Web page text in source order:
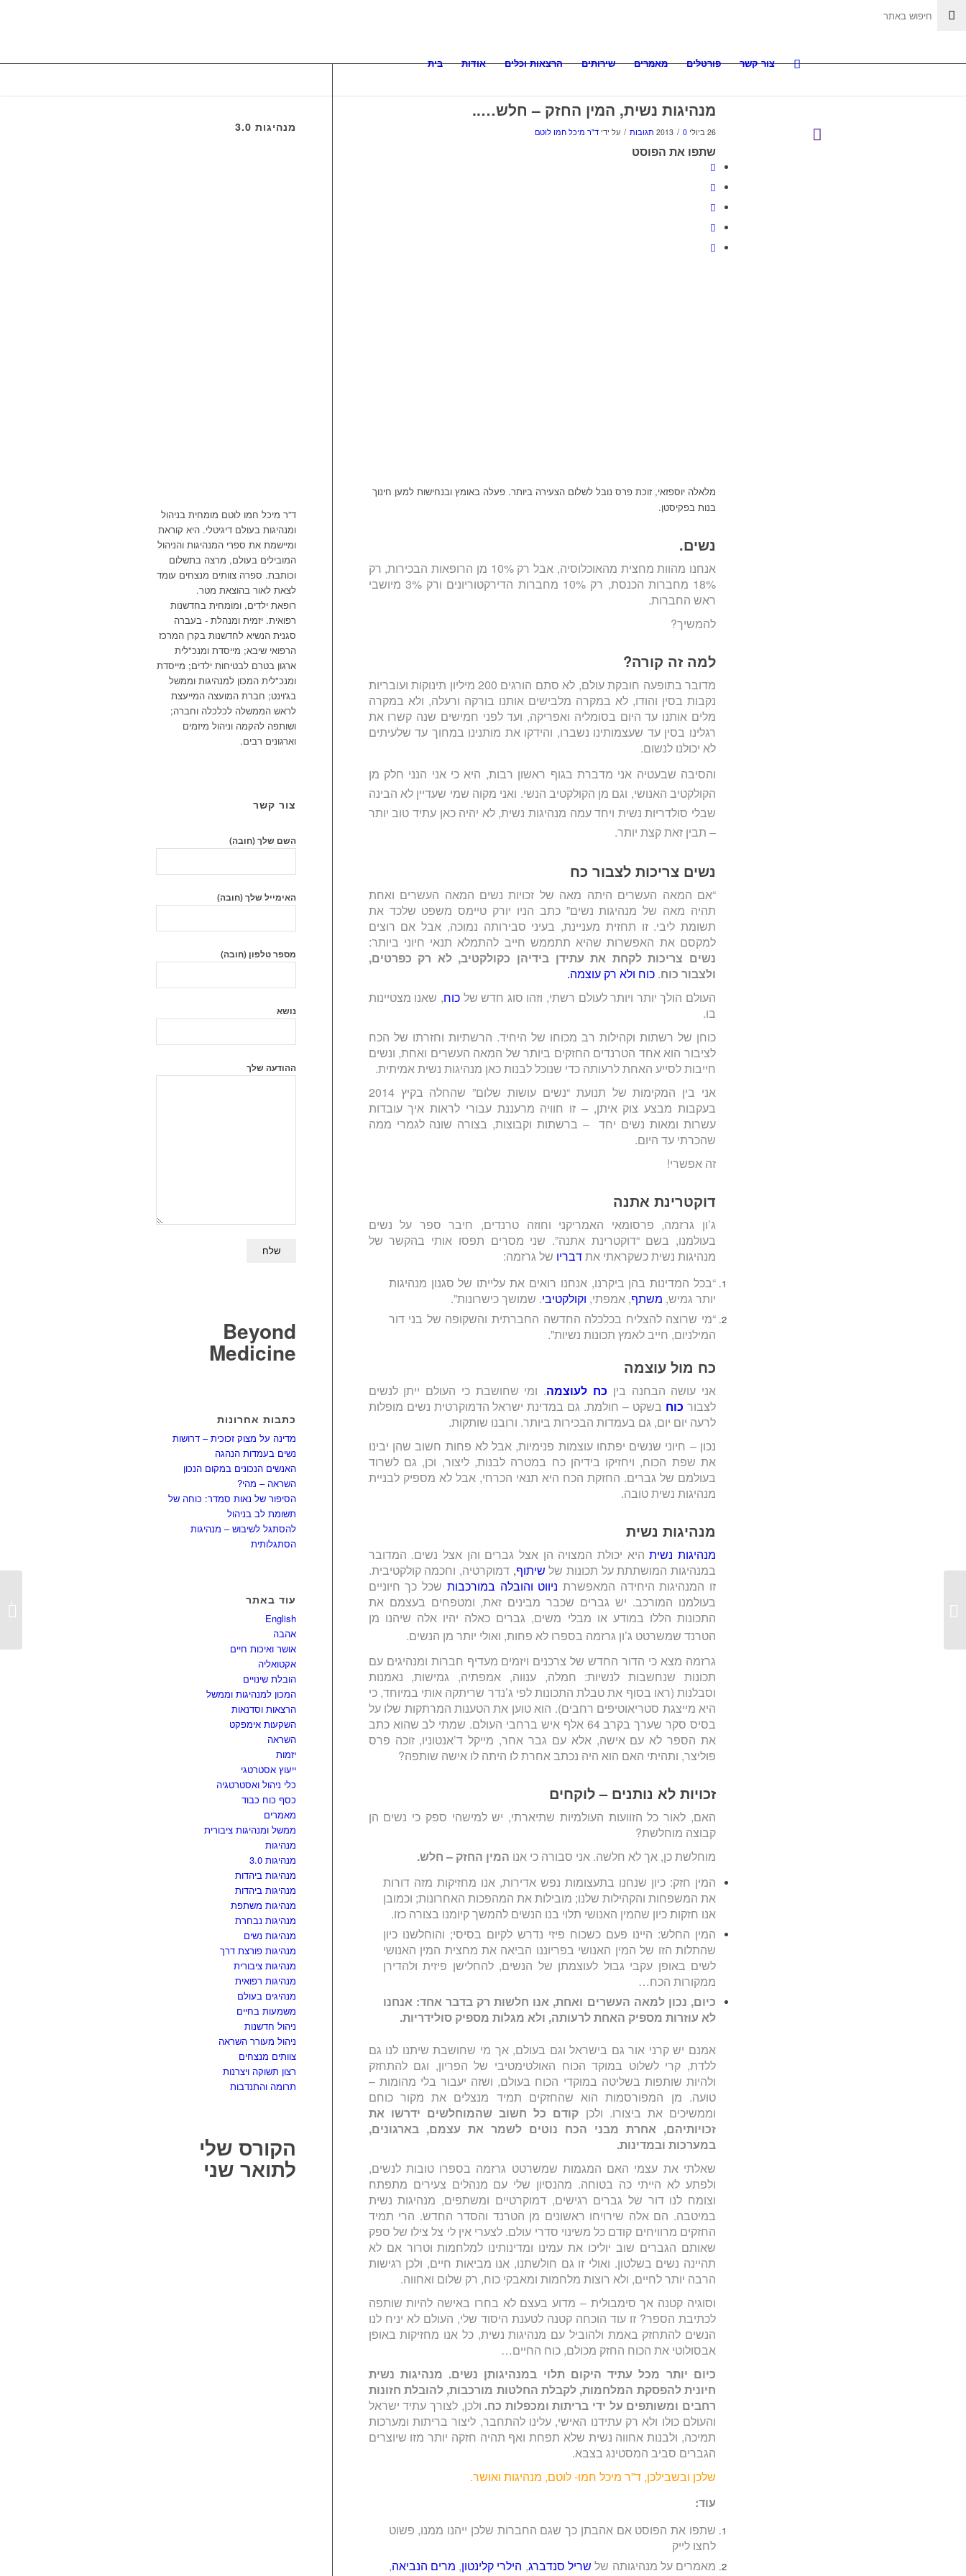
בית אודות הרצאות וכלים שירותים מאמרים פורטלים צור קשר
מנהיגות נשית, המין החזק – חלש…..
26 ביולי 2013 / 0 תגובות / על ידי ד"ר מיכל חמו לוטם
שתפו את הפוסט
מלאלה יוספזאי, זוכת פרס נובל לשלום הצעירה ביותר. פעלה באומץ ובנחישות למען חינוך
בנות בפקיסטן.
נשים.
אנחנו מהוות מחצית מהאוכלוסיה, אבל רק 10% מן הרופאות הבכירות, רק
18% מחברות הכנסת, רק 10% מחברות הדירקטוריונים ורק 3% מיושבי
ראש החברות.
להמשיך?
למה זה קורה?
מדובר בתופעה חובקת עולם, לא סתם הורגים 200 מיליון תינוקות ועובריות
נקבות בסין והודו, לא במקרה מלבישים אותנו בורקה ורעלה, ולא במקרה
מלים אותנו עד היום בסומליה ואפריקה, ועד לפני חמישים שנה קשרו את
רגלינו בסין עד שעצמותינו נשברו, והידקו את מותנינו במחוך עד שלעיתים
לא יכולנו לנשום.
והסיבה שבעטיה אני מדברת בגוף ראשון רבות, היא כי אני הנני חלק מן
הקולקטיב האנושי, וגם מן הקולקטיב הנשי. ואני מקוה שמי שעדיין לא הבינה
שבלי סולדריות נשית ויחד עמה מנהיגות נשית, לא יהיה כאן עתיד טוב יותר
– תבין זאת קצת יותר.
נשים צריכות לצבור כח
“אם המאה העשרים היתה מאה של זכויות נשים המאה העשרים ואחת
תהיה מאה של מנהיגות נשים” כתב הניו יורק טיימס משפט שלכד את
תשומת ליבי. זו תחזית מעניינת, בעיני סבירותה נמוכה, אבל אם רוצים
למקסם את האפשרות שהיא תתממש חייב להתמלא תנאי חיוני ביותר:
נשים צריכות לקחת את עתידן בידיהן כקולקטיב, לא רק כפרטים,
ולצבור כוח. כוח ולא רק עוצמה.
העולם הולך יותר ויותר לעולם רשתי, וזהו סוג חדש שלכוח, שאנו מצטיינות
בו.
כוחן של רשתות וקהילות רב מכוחו של היחיד. הרשתיות וחזרתו של הכח
לציבור הוא אחד הטרנדים החזקים ביותר של המאה העשרים ואחת, ונשים
חייבות לסייע האחת לרעותה כדי שנוכל לבנות כאן מנהיגות נשית אמיתית.
אני בין המקימות של תנועת “נשים עושות שלום” שהחלה בקיץ 2014
בעקבות מבצע צוק איתן, – זו חוויה מרעננת עבורי לראות איך עובדות
עשרות ומאות נשים יחד – ברשתות וקבוצות, בצורה שונה לגמרי ממה
שהכרתי עד היום.
זה אפשרי!
דוקטרינת אתנה
ג’ון גרזמה, פרסומאי האמריקני וחוזה טרנדים, חיבר ספר על נשים
בעולמנו, בשם “דוקטרינת אתנה”. שני מסרים תפסו אותי בהקשר של
מנהיגות נשית כשקראתי אתדבריו של גרזמה:
“בכל המדינות בהן ביקרנו, אנחנו רואים את עלייתו של סגנון מנהיגות
יותר גמיש, משתף, אמפתי, וקולקטיבי. שמושך כישרונות”.
“מי שרוצה להצליח בכלכלה החדשה החברתית והשקופה של בני דור
המילניום, חייב לאמץ תכונות נשיות”.
כח מול עוצמה
אני עושה הבחנה בין כח לעוצמה. ומי שחושבת כי העולם ייתן לנשים
לצבור כוח בשקט – חולמת. גם במדינת ישראל הדמוקרטית נשים מופלות
לרעה יום יום, גם בעמדות הבכירות ביותר. ורובנו שותקות.
נכון – חיוני שנשים יפתחו עוצמות פנימיות, אבל לא פחות חשוב שהן יבינו
את שפת הכוח, ויחזיקו בידיהן כח במטרה לבנות, ליצור, וכן, גם לשרוד
בעולמם של גברים. החזקת הכח היא תנאי הכרחי, אבל לא מספיק לבניית
מנהיגות נשית טובה.
מנהיגות נשית
מנהיגות נשית היא יכולת המצויה הן אצל גברים והן אצל נשים. המדובר
במנהיגות המושתתת על תכונות של שיתוף, דמוקרטיה, וחכמה קולקטיבית.
זו המנהיגות היחידה המאפשרת ניווט והובלה במורכבות שכל כך חיוניים
בעולמנו המורכב. יש גברים שכבר מבינים זאת, ומטפחים בעצמם את
התכונות הללו במודע או מבלי משים, גברים כאלה יהיו אלה שיהנו מן
הטרנד שמשרטט ג’ון גרזמה בספרו לא פחות, ואולי יותר מן הנשים.
גרזמה מצא כי הדור החדש של צרכנים ויזמים מעדיף חברות ומנהיגים עם
תכונות שנחשבות לנשיות: חמלה, ענווה, אמפתיה, גמישות, נאמנות
וסבלנות (ראו בסוף את טבלת התכונות לפי ג’נדר שריתקה אותי במיוחד, כי
היא מייצגת סטריאוטיפים רחבים). הוא טוען את הטענות המרתקות שלו על
בסיס סקר שערך בקרב 64 אלף איש ברחבי העולם. שמתי
לב שהוא כתב
את הספר לא עם אישה, אלא עם גבר אחר, מייקל ד’אנטוניו, זוכה פרס
פוליצר, ותהיתי האם הוא היה נכתב אחרת לו היתה לו אישה שותפה?
זכויות לא נותנים – לוקחים
האם, לאור כל הזוועות העולמיות שתיארתי, יש למישהי ספק כי נשים הן
קבוצה מוחלשת?
מוחלשת כן, אך לא חלשה. אני סבורה כי אנו המין החזק – חלש.
המין חזק: כיון שנחנו בתעצומות נפש אדירות, אנו מחזיקות מזה דורות
את המשפחות והקהילות שלנו; מובילות את המהפכות האחרונות; וכמובן
אנו חזקות כיון שהמין האנושי תלוי בנו הנשים להמשך קיומנו בצורה כזו.
המין החלש: היינו פעם כשכוח פיזי נדרש לקיום בסיסי; והוחלשנו כיון
שהתלות הזו של המין האנושי בפריוננו הביאה את מחצית המין האנושי
לשים באופן עקבי גבול לעוצמתן של הנשים, להחלישן פיזית ולהדירן
ממקורות הכח…
כיום, נכון למאה העשרים ואחת, אנו חלשות רק בדבר אחד: אנחנו
לא עוזרות מספיק האחת לרעותה, ולא מגלות מספיק סולידריות.
אמנם יש קרני אור גם בישראל וגם בעולם, אך מי שחושבת שיתנו לנו גם
ללדת, קרי לשלוט במוקד הכוח האולטימטיבי של הפריון, וגם להתחזק
ולהיות שותפות בשליטה במוקדי הכוח בעולם, ושזה יעבור בלי מהומות –
טועה. מן המפורסמות הוא שהחזקים תמיד מנצלים את מקור כוחם
וממשיכים את ביצורו. ולכן קודם כל חשוב שהמוחלשים ידרשו את
זכויותיהם, אחרת מבני הכח נוטים לשמר את עצמם, בארגונים,
במערכות ובמדינות.
שאלתי את עצמי האם המגמות שמשרטט גרזמה בספרו טובות לנשים,
ולפתע לא הייתי כה בטוחה. מהנסיון שלי עם מנהלים צעירים מתפתח
וצומח לנו דור של גברים רגישים, דמוקרטיים ומשתפים, מנהיגות נשית
במיטבה. הם אלה שירויחו ראשונים מן הטרנד והסדר החדש. הרי תמיד
החזקים מרוויחים קודם כל משינוי סדרי עולם. לצערי אין לי צל צילו של ספק
שאותם הגברים שוב יוליכו את עמינו ומדינותינו למלחמות וטרור אם לא
תהיינה נשים בשלטון. ואולי זו גם חולשתנו, אנו מביאות חיים, ולכן רגישות
הרבה יותר לחיים, ולא רוצות מלחמות ומאבקי כוח, רק שלום ואחווה.
וסוגיה קטנה אך סימבולית – מדוע בעצם לא בחרו באישה להיות שותפה
לכתיבת הספר? זו עוד הוכחה קטנה לטענת היסוד שלי, העולם לא יניח לנו
הנשים להתחזק באמת ולהוביל עם מנהיגות נשית, כל אנו מחזיקות באופן
אבסולוטי את הכוח החזק מכולם, כוח החיים…
כיום יותר מכל עתיד היקום תלוי במנהיגותן נשים. מנהיגות נשית
חיונית להפסקת המלחמות, לקבלת החלטות מורכבות, להובלת חזונות
רחבים ומשותפים על ידי בריתות ומכפלות כח. ולכן, לצורך עתיד ישראל
והעולם כולו ולא רק עתידנו האישי, עלינו להתחבר, ליצור בריתות ומערכות
תמיכה, ולבנות אחווה נשית שלא תפחת ואף תהיה חזקה יותר מזו שיוצרים
הגברים סביב המסטינג בצבא.
שלכן ובשבילכן, ד”ר מיכל חמו- לוטם, מנהיגות ואושר.
עוד:
שתפו את הפוסט אם אהבתן כך שגם החברות שלכן ייהנו ממנו, פשוט
לחצו לייק
מאמרים על מנהיגותה של שריל סנדברג, הילרי קלינטון, מרים הנביאה,
מנהיגות 3.0
ד”ר מיכל חמו לוטם מומחית בניהול
ומנהיגות בעולם דיגיטלי. היא קוראת
ומיישמת את ספרי המנהיגות והניהול
המובילים בעולם, מרצה בתשלום
וכותבת. ספרה צוותים מנצחים עומד
לצאת לאור בהוצאת מטר.
רופאת ילדים, ומומחית בחדשנות
רפואית. יזמית ומנהלת - בעברה
סגנית הנשיא לחדשנות בקרן המרכז
הרפואי שיבא; מייסדת ומנכ"לית
ארגון בטרם לבטיחות ילדים; מייסדת
ומנכ"לית המכון למנהיגות וממשל
בג'וינט; חברת המועצה המייעצת
לראש הממשלה לכלכלה וחברה;
ושותפה להקמה וניהול מיזמים
וארגונים רבים.
צור קשר
השם שלך (חובה)
האימייל שלך (חובה)
מספר טלפון (חובה)
נושא
ההודעה שלך
Beyond
Medicine
כתבות אחרונות
מדינה על מצוק זכוכית – דרושות
נשים בעמדות הנהגה
האנשים הנכונים במקום הנכון
השראה – מהי?
הסיפור של נאות סמדר: כוחה של
תשומת לב בניהול
להסתגל לשיבוש – מנהיגות
הסתגלותית
עוד באתר
English
אהבה
אושר ואיכות חיים
אקטואליה
הובלת שינויים
המכון למנהיגות וממשל
הרצאות וסדנאות
השקעות אימפקט
השראה
יזמות
ייעוץ אסטרטגי
כלי ניהול ואסטרטגיה
כסף כוח כבוד
מאמרים
ממשל ומנהיגות ציבורית
מנהיגות
מנהיגות 3.0
מנהיגות ביהדות
מנהיגות ביהדות
מנהיגות משתפת
מנהיגות נבחרת
מנהיגות נשים
מנהיגות פורצת דרך
מנהיגות ציבורית
מנהיגות רפואית
מנהיגים בעולם
משמעות בחיים
ניהול חדשנות
ניהול מעורר השראה
צוותים מנצחים
רצון תשוקה ויצרנות
תרומה והתנדבות
הקורס שלי
לתואר שני
רחבה
כמה מנהיגים יש כאן